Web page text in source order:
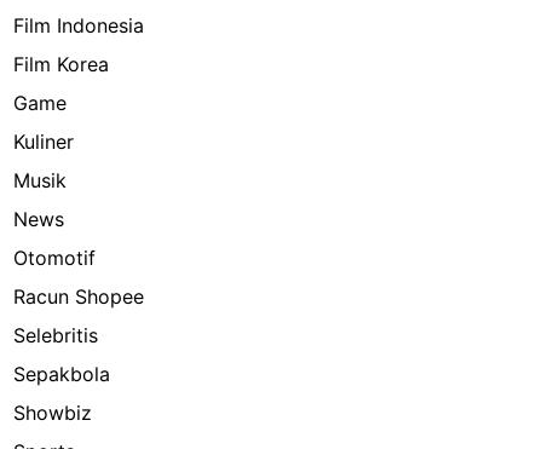
Film Indonesia
Film Korea
Game
Kuliner
Musik
News
Otomotif
Racun Shopee
Selebritis
Sepakbola
Showbiz